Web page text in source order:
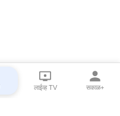
लाईव्ह TV सकाळ+